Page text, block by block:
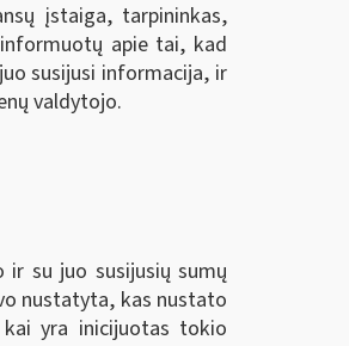
įstaiga, tarpininkas,
apie tai, kad
susijusi informacija, ir
valdytojo.
su juo susijusių sumų
nustatyta, kas nustato
yra inicijuotas tokio